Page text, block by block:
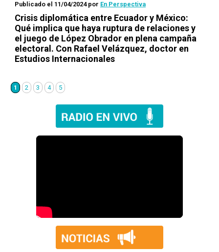
Publicado el 11/04/2024por En Perspectiva
Crisis diplomática entre Ecuador y México:
Qué implica que haya ruptura de relaciones y
el juego de López Obrador en plena campaña
electoral. Con Rafael Velázquez, doctor en
Estudios Internacionales
1 2 3 4 5